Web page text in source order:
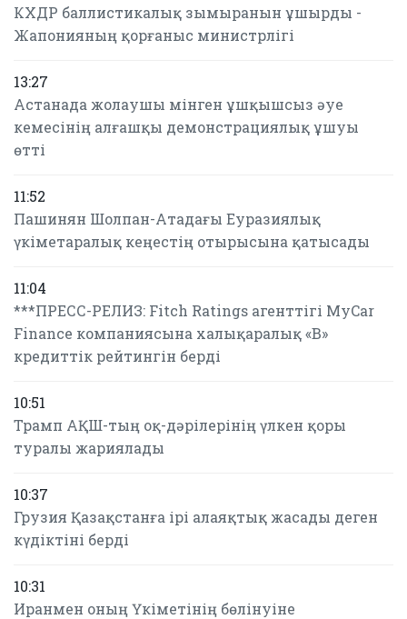
КХДР баллистикалық зымыранын ұшырды -
Жапонияның қорғаныс министрлігі
13:27
Астанада жолаушы мінген ұшқышсыз әуе
кемесінің алғашқы демонстрациялық ұшуы
өтті
11:52
Пашинян Шолпан-Атадағы Еуразиялық
үкіметаралық кеңестің отырысына қатысады
11:04
***ПРЕСС-РЕЛИЗ: Fitch Ratings агенттігі MyCar
Finance компаниясына халықаралық «B»
кредиттік рейтингін берді
10:51
Трамп АҚШ-тың оқ-дәрілерінің үлкен қоры
туралы жариялады
10:37
Грузия Қазақстанға ірі алаяқтық жасады деген
күдіктіні берді
10:31
Иранмен оның Үкіметінің бөлінуіне